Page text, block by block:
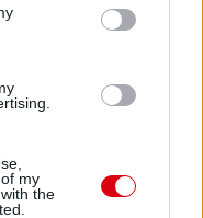
my
the
08-12 20:30